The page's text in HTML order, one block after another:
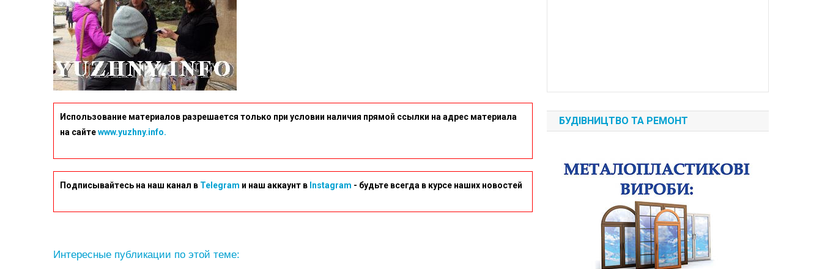
Использование материалов разрешается только при условии наличия прямой ссылки на адрес материала
на сайтеwww.yuzhny.info.
Подписывайтесь на наш канал в Telegram и наш аккаунт в Instagram - будьте всегда в курсе наших новостей
Интересные публикации по этой теме:
БУДІВНИЦТВО ТА РЕМОНТ